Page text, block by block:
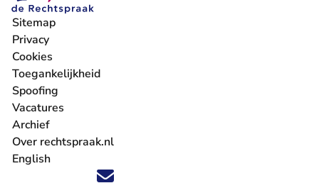
Volg ons op X (Twitter) - U verlaat Rechtspraak.nl
Volg ons op Facebook - U verlaat Rechtspraak.nl
Volg ons op Instagram - U verlaat Rechtspraak.nl
Volg ons op Youtube - U verlaat Rechtspraak.nl
Volg ons op LinkedIn - U verlaat
'Blijf op de hoogte' nieuwsbrief - U verlaat
Sitemap
Privacy
Cookies
Toegankelijkheid
Spoofing
Vacatures
- U verlaat Rechtspraak.nl
Archief
Over rechtspraak.nl
English